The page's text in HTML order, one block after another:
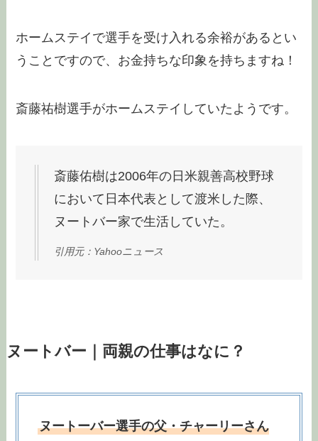
ホームステイで選手を受け入れる余裕があるとい
うことですので、お金持ちな印象を持ちますね！
斎藤祐樹選手がホームステイしていたようです。
斎藤佑樹は2006年の日米親善高校野球
において日本代表として渡米した際、
ヌートバー家で生活していた。
引用元：Yahooニュース
ヌートバー｜両親の仕事はなに？
ヌートーバー選手の父・チャーリーさん